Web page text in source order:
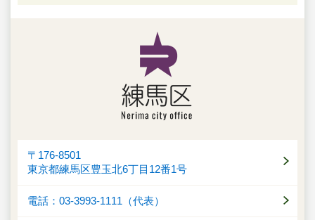
〒176-8501
東京都練馬区豊玉北6丁目12番1号
電話：03-3993-1111（代表）